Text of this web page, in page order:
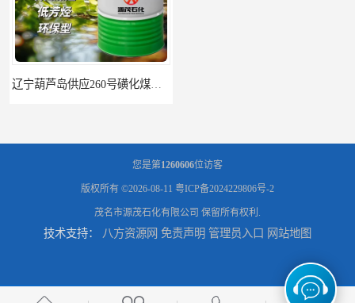
您是第1260606位访客
版权所有 ©2026-08-11 粤ICP备2024229806号-2
茂名市源茂石化有限公司 保留所有权利.
技术支持： 八方资源网 免责声明 管理员入口 网站地图